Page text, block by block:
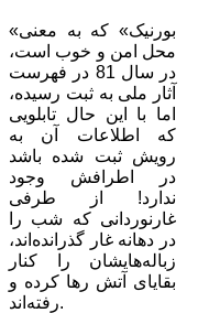
«بورنیک» که به معنی
محل امن و خوب است،
در سال 81 در فهرست
آثار ملی به ثبت رسیده،
اما با این حال تابلویی
که اطلاعات آن به
رویش ثبت شده باشد
در اطرافش وجود
ندارد! از طرفی
غارنوردانی که شب را
در دهانه غار گذرانده‌اند،
زباله‌هایشان را کنار
بقایای آتش رها کرده و
رفته‌اند.